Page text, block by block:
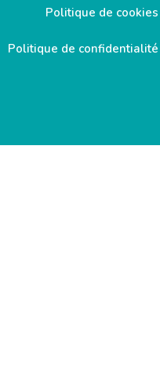
Politique de cookies
Politique de confidentialité